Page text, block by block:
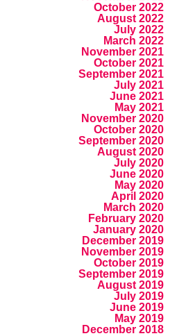
October 2022
August 2022
July 2022
March 2022
November 2021
October 2021
September 2021
July 2021
June 2021
May 2021
November 2020
October 2020
September 2020
August 2020
July 2020
June 2020
May 2020
April 2020
March 2020
February 2020
January 2020
December 2019
November 2019
October 2019
September 2019
August 2019
July 2019
June 2019
May 2019
December 2018